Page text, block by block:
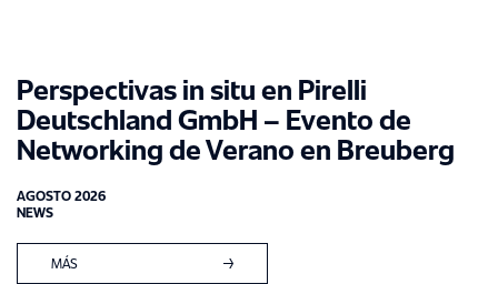
INGENIERÍA MECÁNICA
INDUSTRIAS DEL METAL, DEL ACERO Y
ELÉCTRICA
INDUSTRIA QUÍMICA
CUIDADO MÉDICO
CONSULTORÍA DE GESTIÓN
GESTIÓN INTERINA
SERVICIOS DE INGENIERÍA
SOBRE NOSOTROS
FILOSOFÍA
DIRECCIÓN
Perspectivas in situ en Pirelli
Deutschland GmbH – Evento de
Networking de Verano en Breuberg
AGOSTO 2026
NEWS
MÁS